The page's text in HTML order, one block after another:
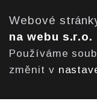
Webové
na webu s.r.o.
Používáme
změnit v